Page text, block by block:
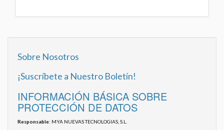
Sobre Nosotros
¡Suscríbete a Nuestro Boletín!
INFORMACIÓN BÁSICA SOBRE
PROTECCIÓN DE DATOS
Responsable: MYA NUEVAS TECNOLOGIAS, S.L.